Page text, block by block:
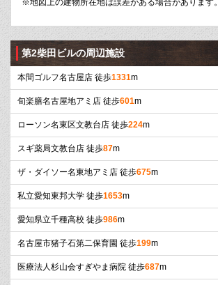
※地図上の建物所在地は誤差がある場合があります。
第2柴田ビルの周辺施設
本間ゴルフ名古屋店 徒歩1331m
旬楽膳名古屋地アミ店 徒歩601m
ローソン名東区文教台店 徒歩224m
スギ薬局文教台店 徒歩87m
ザ・ダイソー名東地アミ店 徒歩675m
私立愛知東邦大学 徒歩1653m
愛知県立千種高校 徒歩986m
名古屋市猪子石第二保育園 徒歩199m
医療法人杉山会すぎやま病院 徒歩687m